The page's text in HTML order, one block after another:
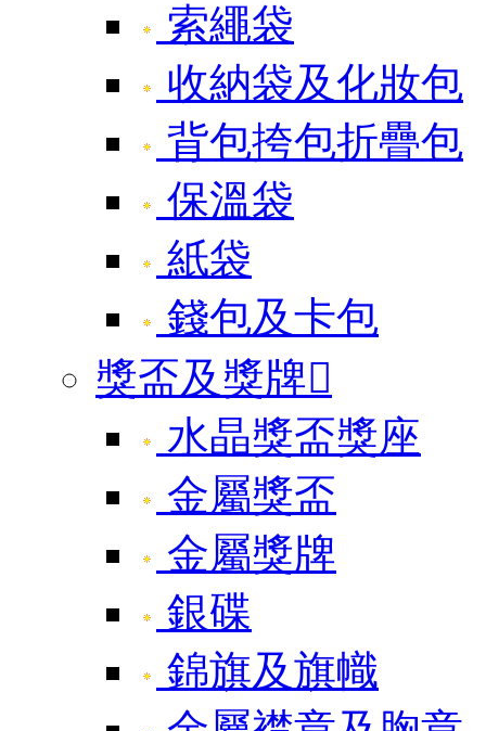
索繩袋
收納袋及化妝包
背包挎包折疊包
保溫袋
紙袋
錢包及卡包
獎盃及獎牌
水晶獎盃獎座
金屬獎盃
金屬獎牌
銀碟
錦旗及旗幟